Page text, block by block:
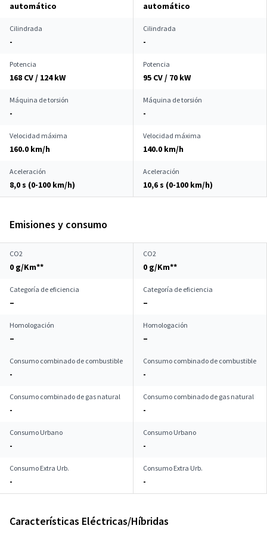
automático automático
Cilindrada
-
Cilindrada
-
Potencia
168 CV / 124 kW
Potencia
95 CV / 70 kW
Máquina de torsión
-
Máquina de torsión
-
Velocidad máxima
160.0 km/h
Velocidad máxima
140.0 km/h
Aceleración
8,0 s (0-100 km/h)
Aceleración
10,6 s (0-100 km/h)
Emisiones y consumo
CO2
0 g/Km**
CO2
0 g/Km**
Categoría de eficiencia
–
Categoría de eficiencia
–
Homologación
–
Homologación
–
Consumo combinado de combustible
-
Consumo combinado de combustible
-
Consumo combinado de gas natural
-
Consumo combinado de gas natural
-
Consumo Urbano
-
Consumo Urbano
-
Consumo Extra Urb.
-
Consumo Extra Urb.
-
Características Eléctricas/Híbridas